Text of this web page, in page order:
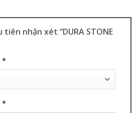
nhận xét “DURA STONE
*
*